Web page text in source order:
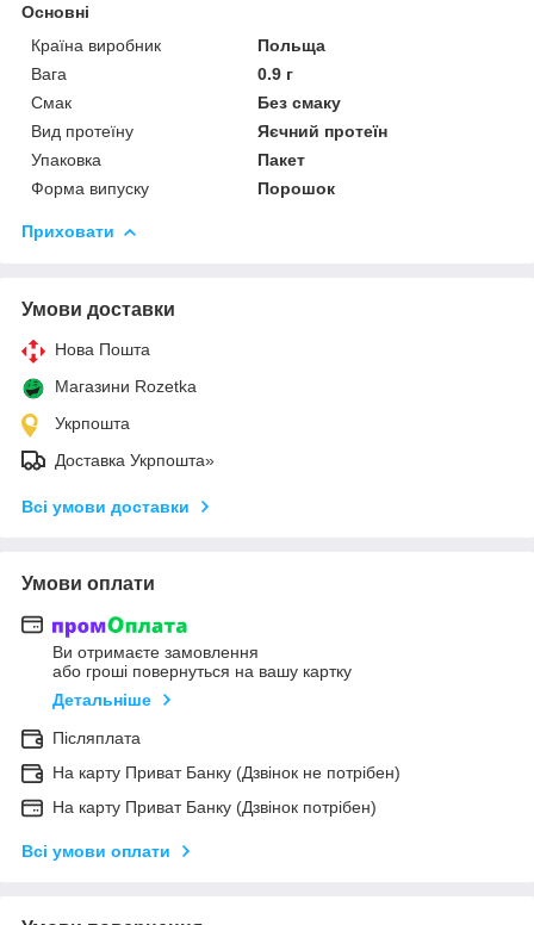
Основні
Країна виробник
Польща
Вага
0.9 г
Смак
Без смаку
Вид протеїну
Яєчний протеїн
Упаковка
Пакет
Форма випуску
Порошок
Приховати
Умови доставки
Нова Пошта
Магазини Rozetka
Укрпошта
Доставка Укрпошта»
Всі умови доставки
Умови оплати
Ви отримаєте замовлення
або гроші повернуться на вашу картку
Детальніше
Післяплата
На карту Приват Банку (Дзвінок не потрібен)
На карту Приват Банку (Дзвінок потрібен)
Всі умови оплати